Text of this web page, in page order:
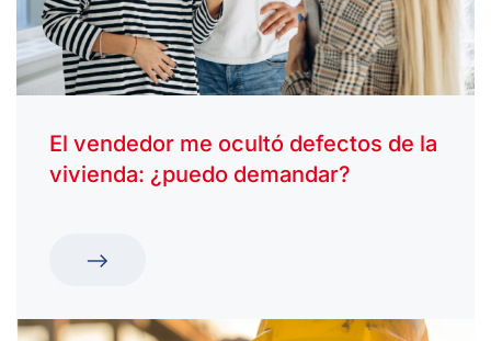
El vendedor me ocultó defectos de la
vivienda: ¿puedo demandar?